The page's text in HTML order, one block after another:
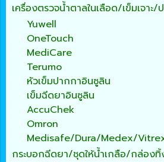
เครื่องตรวจน้ำตาลในเลือด/เข็มเจาะ/
Yuwell
OneTouch
MediCare
Terumo
หัวเข็มปากกาอินซูลิน
เข็มฉีดยาอินซูลิน
AccuChek
Omron
Medisafe/Dura/Medex/
กระบอกฉีดยา/ชุดให้น้ำเกลือ/กล่อง